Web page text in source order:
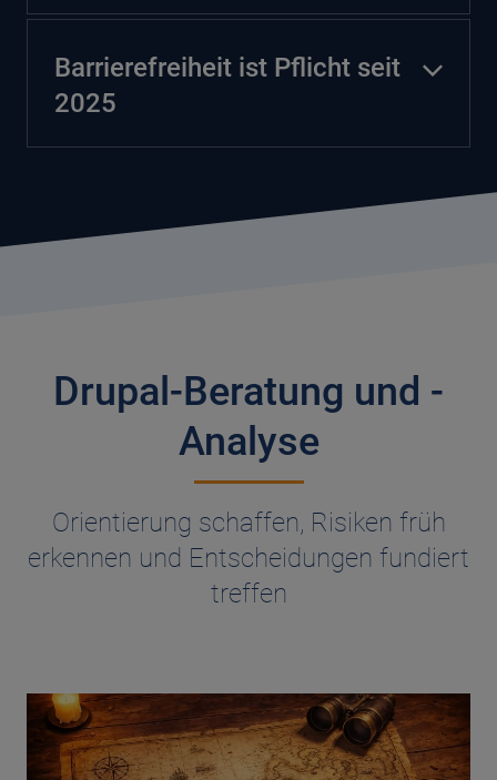
Barrierefreiheit ist Pflicht seit
2025
Drupal-Beratung und -
Analyse
Orientierung schaffen, Risiken früh
erkennen und Entscheidungen fundiert
treffen